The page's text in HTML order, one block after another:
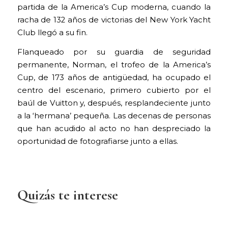
partida de la America’s Cup moderna, cuando la
racha de 132 años de victorias del New York Yacht
Club llegó a su fin.
Flanqueado por su guardia de seguridad
permanente, Norman, el trofeo de la America’s
Cup, de 173 años de antigüedad, ha ocupado el
centro del escenario, primero cubierto por el
baúl de Vuitton y, después, resplandeciente junto
a la ‘hermana’ pequeña. Las decenas de personas
que han acudido al acto no han despreciado la
oportunidad de fotografiarse junto a ellas.
Quizás te interese